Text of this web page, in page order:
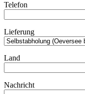
Telefon
Lieferung
Land
Nachricht